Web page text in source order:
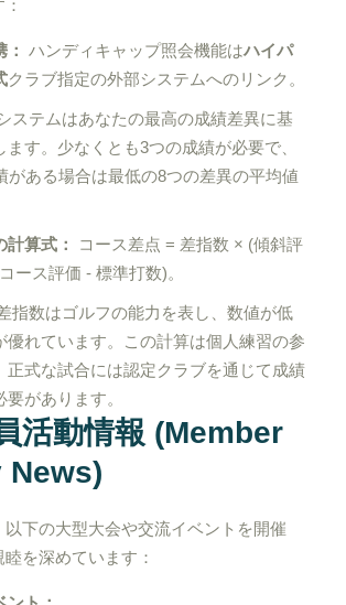
ハンディキャップ照会機能はハイパ
クラブ指定の外部システムへのリンク。
ステムはあなたの最高の成績差異に基
ます。少なくとも3つの成績が必要で、
がある場合は最低の8つの差異の平均値
計算式：
コース差点 = 差指数 × (傾斜評
ース評価 - 標準打数)。
指数はゴルフの能力を表し、数値が低
優れています。この計算は個人練習の参
正式な試合には認定クラブを通じて成績
があります。
活動情報 (Member
以下の大型大会や交流イベントを開催
を深めています：